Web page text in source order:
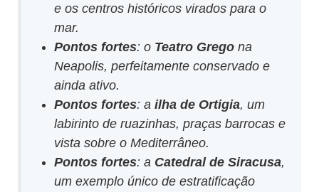
e os centros históricos virados para o
mar.
Pontos fortes: o Teatro Grego na
Neapolis, perfeitamente conservado e
ainda ativo.
Pontos fortes: ailha de Ortigia, um
labirinto de ruazinhas, praças barrocas e
vista sobre o Mediterrâneo.
Pontos fortes: a Catedral de Siracusa,
um exemplo único de estratificação